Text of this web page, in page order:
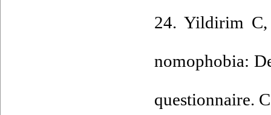
24. Yildirim C,
nomophobia:
questionnaire.